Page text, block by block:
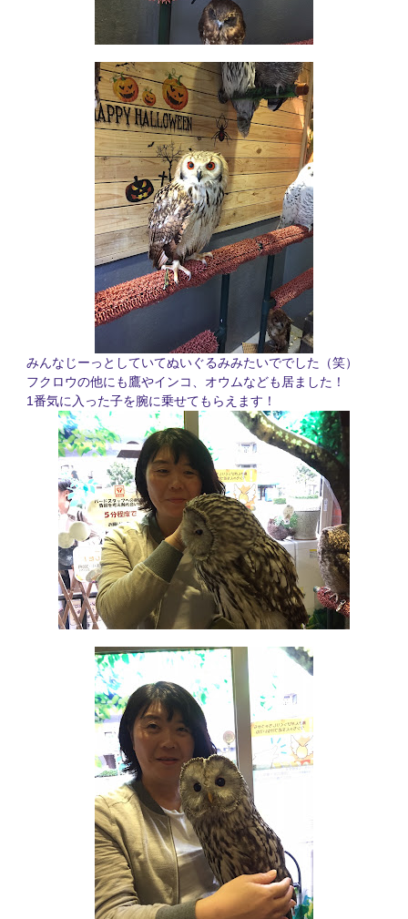
みんなじーっとしていてぬいぐるみみたいででした（笑）
フクロウの他にも鷹やインコ、オウムなども居ました！
1番気に入った子を腕に乗せてもらえます！